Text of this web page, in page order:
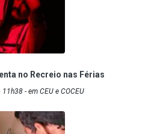
no Recreio nas Férias
- em CEU e COCEU